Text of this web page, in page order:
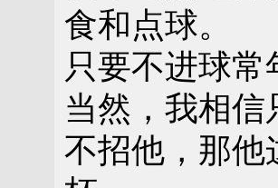
食和点球。
只要不进球
当然，我相
不招他，那